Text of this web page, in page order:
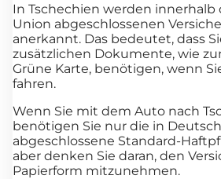
In Tschechien werden innerhalb
Union abgeschlossenen
anerkannt. Das bedeutet, dass
zusätzlichen Dokumente, wie
Grüne Karte, benötigen, wenn
fahren.
Wenn Sie mit dem Auto nach
benötigen Sie nur die in
abgeschlossene Standard-
aber denken Sie daran, den
Papierform mitzunehmen.